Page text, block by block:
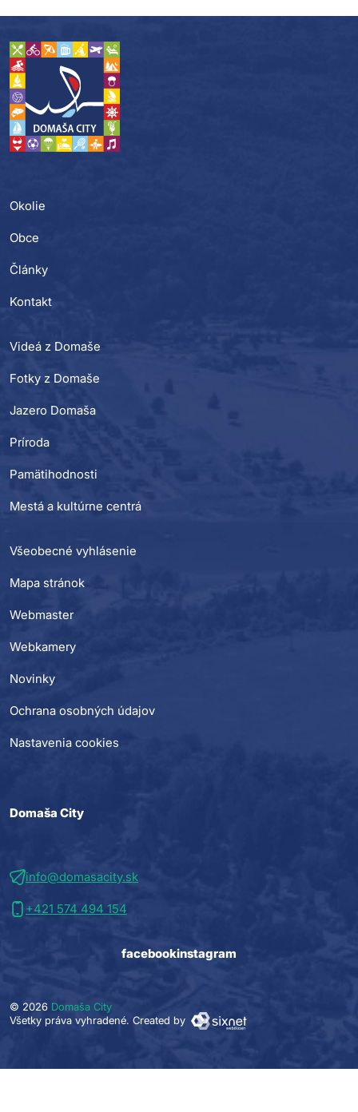
Okolie
Obce
Články
Kontakt
Videá z Domaše
Fotky z Domaše
Jazero Domaša
Príroda
Pamätihodnosti
Mestá a kultúrne centrá
Všeobecné vyhlásenie
Mapa stránok
Webmaster
Webkamery
Novinky
Ochrana osobných údajov
Nastavenia cookies
Domaša City
info@domasacity.sk
+421 574 494 154
facebookinstagram
© 2026 Domaša City
Všetky práva vyhradené. Created by